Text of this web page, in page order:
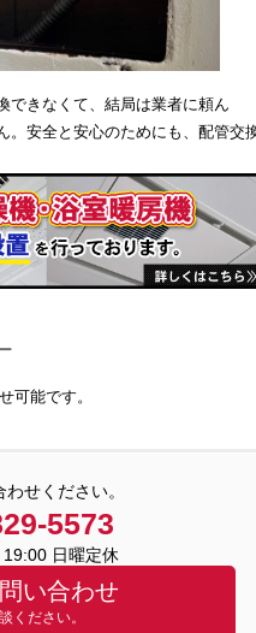
できなくて、結局は業者に頼ん
安全と安心のためにも、配管交
可能です。
せください。
5573
日曜定休
い合わせ
ください。